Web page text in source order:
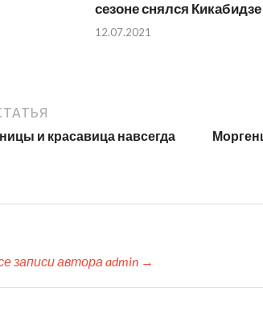
сезоне снялся Кикабидзе
12.07.2021
и красавица навсегда
записи автора admin →